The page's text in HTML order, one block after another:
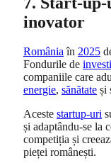
inovator
România în 2025
Fondurile de
companiile care
energie, sănătate și
Aceste startup-uri
și adaptându-se la
competiția și
pieței românești.